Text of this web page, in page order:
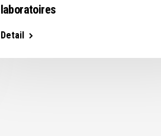
laboratoires
Detail